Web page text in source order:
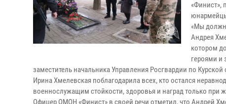
«Финист»,
«Мы
Андрея
котором
героями и
заместитель начальника Управления Росгвардии по
Ирина Хмелевская поблагодарила всех, кто остался
военнослужащим стойкости, здоровья и наград только при
Офицер ОМОН «Финист» в своей речи отметил, что Андрей